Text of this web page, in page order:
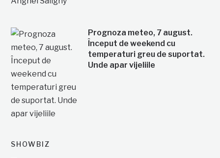
Prognoza meteo, 7 august.
Început de weekend cu
temperaturi greu de suportat.
Unde apar vijeliile
SHOWBIZ